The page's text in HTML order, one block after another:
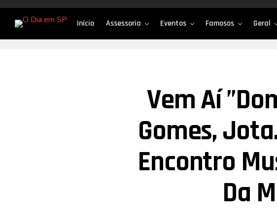
Início Assessoria Eventos Famosos Geral
Vem Aí
Gomes,
Encontro
Da